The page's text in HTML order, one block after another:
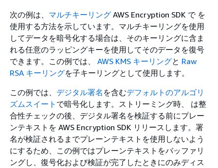
次の例は、 マルチキーリング AWS Encryption SDK で を
使用する方法を示しています。マルチキーリングを使用
してデータを暗号化する場合は、そのキーリングに含ま
れる任意のラッピングキーを使用してそのデータを復号
できます。この例では、 AWS KMS キーリングと Raw
RSA キーリングを子キーリングとして使用します。
この例では、 デジタル署名 を含むデフォルトのアルゴリ
ズムスイート で暗号化します。ストリーミング時、 は整
合性チェックの後、デジタル署名を検証する前にプレー
ンテキストを AWS Encryption SDK リリースします。署
名が検証されるまでプレーンテキストを使用しないよう
にするため、この例ではプレーンテキストをバッファリ
ングし、復号化および検証が完了したときにのみディス